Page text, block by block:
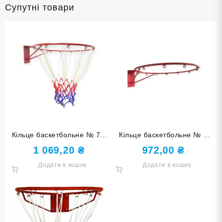
Супутні товари
Кільце баскетбольне № 7 з
сіткою
1 069,20 ₴
Додати в кошик
Кільце баскетбольне № 7
без сітки
972,00₴
Додати в кошик